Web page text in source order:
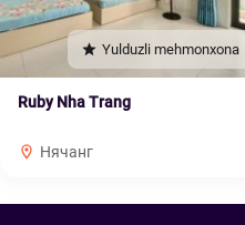
Yulduzli mehmonxona
Ruby Nha Trang
Нячанг